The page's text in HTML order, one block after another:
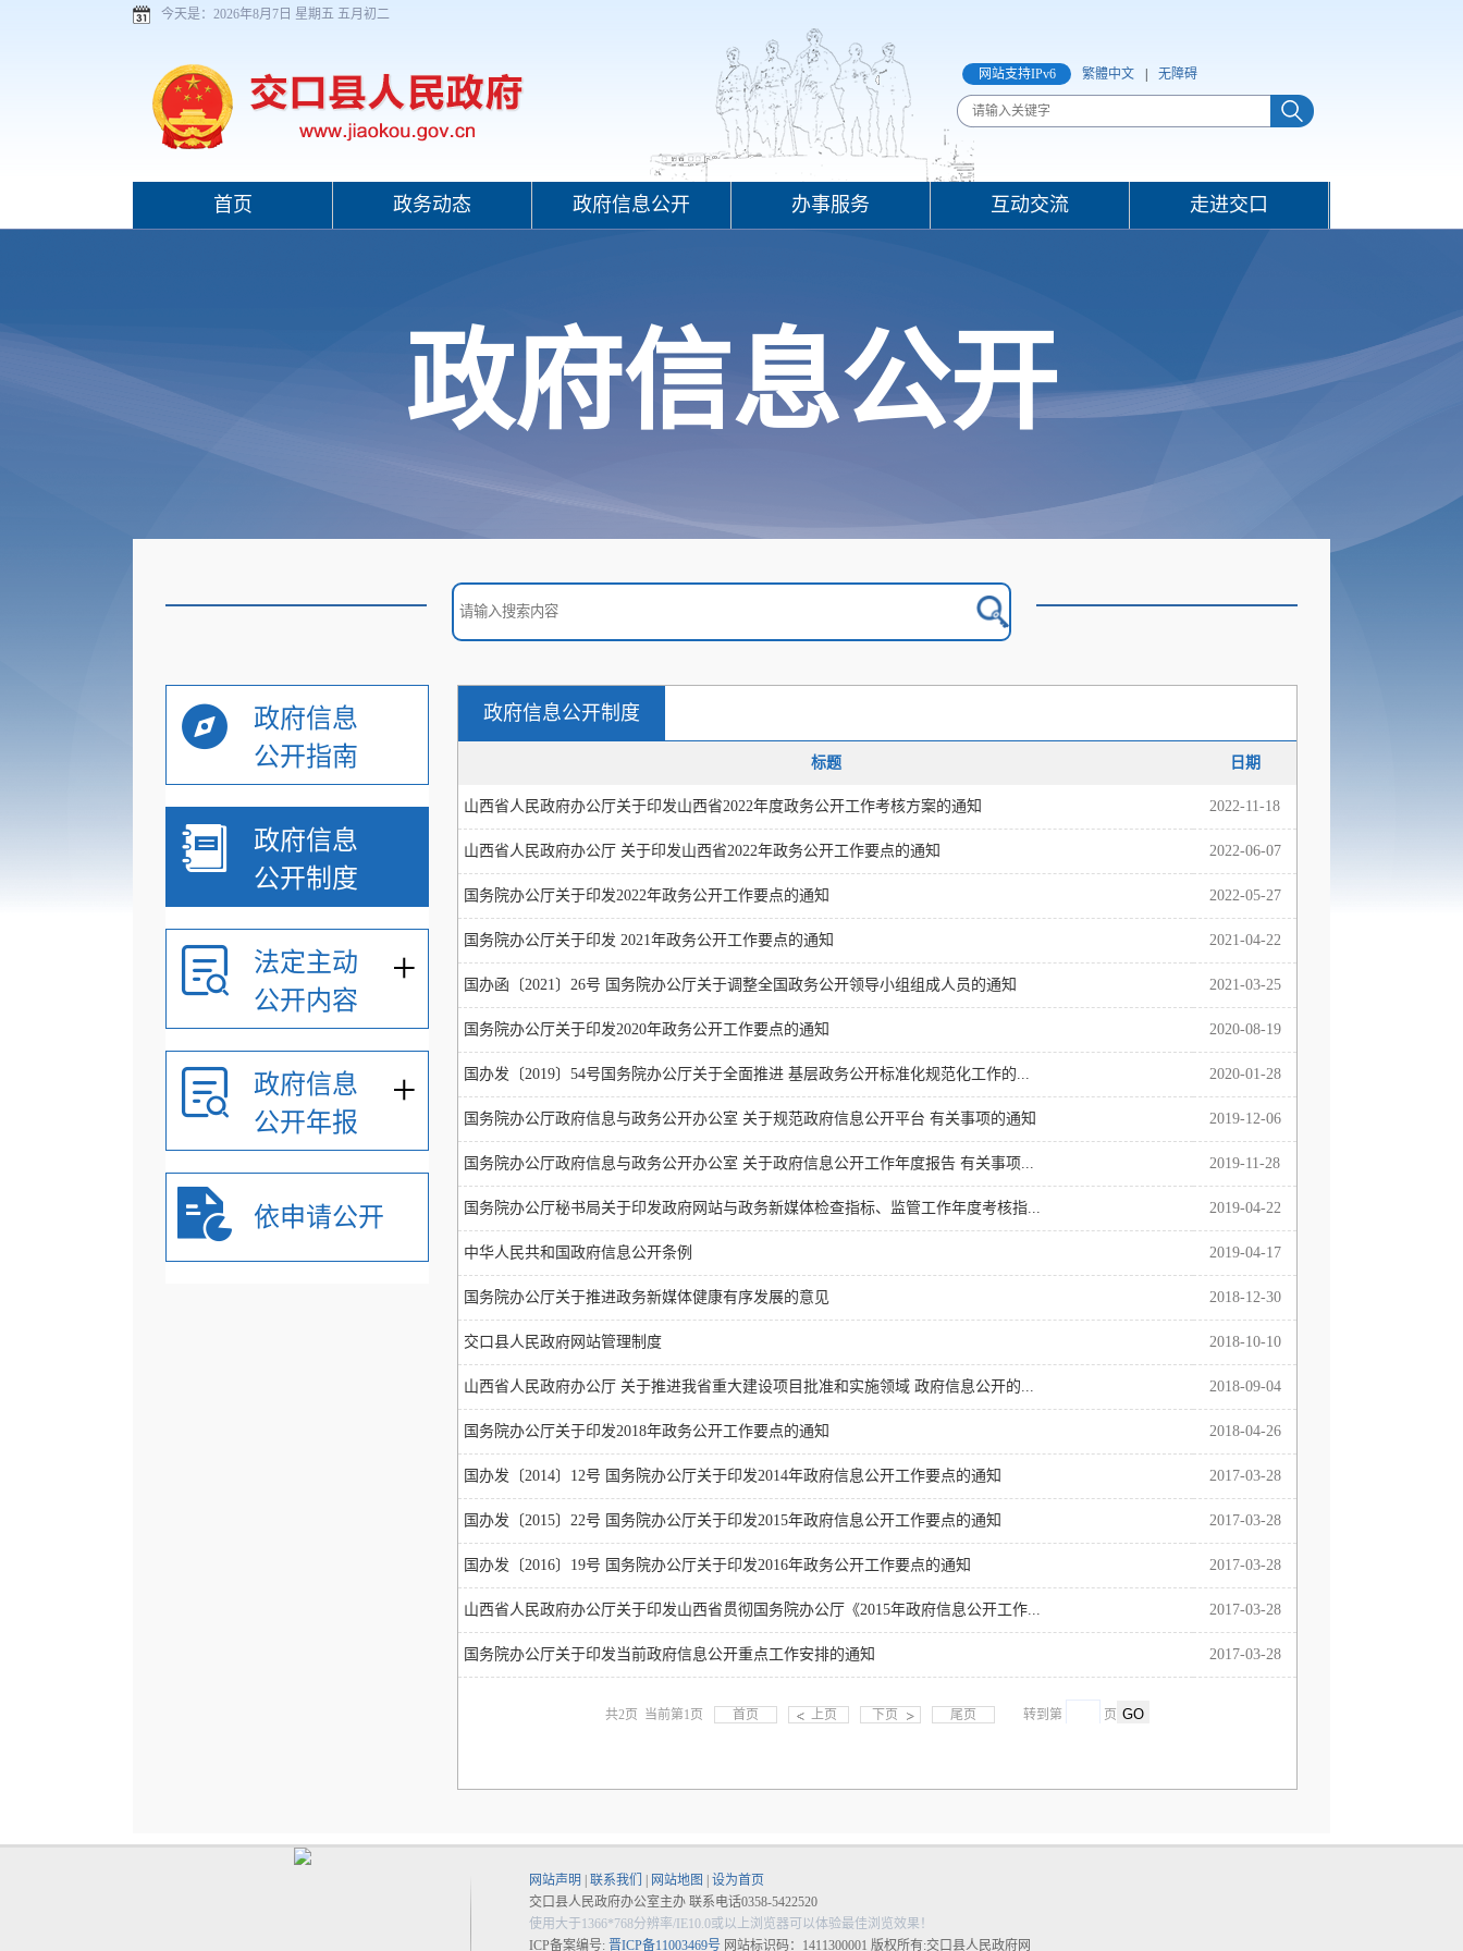
今天是： 2026年8月7日 星期五 五月初二
网站支持IPv6 繁體中文 无障碍
首页 政务动态 政府信息公开 办事服务 互动交流 走进交口
政府信息公开
政府信息
公开指南
政府信息
公开制度
法定主动
公开内容
+
政府信息
公开年报
+
依申请公开
政府信息公开制度
标题 日期
山西省人民政府办公厅关于印发山西省2022年度政务公开工作考核方案的通知 2022-11-18
山西省人民政府办公厅 关于印发山西省2022年政务公开工作要点的通知 2022-06-07
国务院办公厅关于印发2022年政务公开工作要点的通知 2022-05-27
国务院办公厅关于印发 2021年政务公开工作要点的通知 2021-04-22
国办函〔2021〕26号 国务院办公厅关于调整全国政务公开领导小组组成人员的通知 2021-03-25
国务院办公厅关于印发2020年政务公开工作要点的通知 2020-08-19
国办发〔2019〕54号国务院办公厅关于全面推进 基层政务公开标准化规范化工作的... 2020-01-28
国务院办公厅政府信息与政务公开办公室 关于规范政府信息公开平台 有关事项的通知 2019-12-06
国务院办公厅政府信息与政务公开办公室 关于政府信息公开工作年度报告 有关事项... 2019-11-28
国务院办公厅秘书局关于印发政府网站与政务新媒体检查指标、监管工作年度考核指... 2019-04-22
中华人民共和国政府信息公开条例 2019-04-17
国务院办公厅关于推进政务新媒体健康有序发展的意见 2018-12-30
交口县人民政府网站管理制度 2018-10-10
山西省人民政府办公厅 关于推进我省重大建设项目批准和实施领域 政府信息公开的... 2018-09-04
国务院办公厅关于印发2018年政务公开工作要点的通知 2018-04-26
国办发〔2014〕12号 国务院办公厅关于印发2014年政府信息公开工作要点的通知 2017-03-28
国办发〔2015〕22号 国务院办公厅关于印发2015年政府信息公开工作要点的通知 2017-03-28
国办发〔2016〕19号 国务院办公厅关于印发2016年政务公开工作要点的通知 2017-03-28
山西省人民政府办公厅关于印发山西省贯彻国务院办公厅《2015年政府信息公开工作... 2017-03-28
国务院办公厅关于印发当前政府信息公开重点工作安排的通知 2017-03-28
共2页 当前第1页 首页 上页 下页 尾页 转到第 页
网站声明 联系我们 网站地图
设为首页
交口县人民政府办公室主办 联系电话0358-5422520
使用大于1366*768分辨率/IE10.0或以上浏览器可以体验最佳浏览效果！
ICP备案编号: 晋ICP备11003469号 网站标识码：1411300001 版权所有:交口县人民政府网